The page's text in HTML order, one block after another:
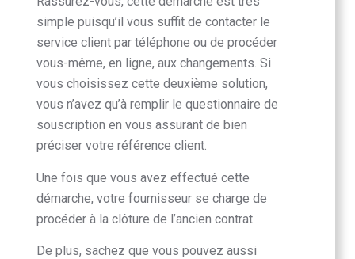
simple puisqu’il vous suffit de contacter le
service client par téléphone ou de procéder
vous-même, en ligne, aux changements. Si
vous choisissez cette deuxième solution,
vous n’avez qu’à remplir le questionnaire de
souscription en vous assurant de bien
préciser votre référence client.
Une fois que vous avez effectué cette
démarche, votre fournisseur se charge de
procéder à la clôture de l’ancien contrat.
De plus, sachez que vous pouvez aussi